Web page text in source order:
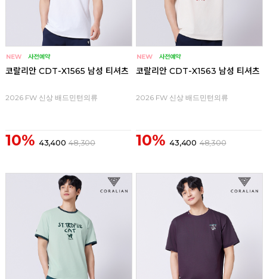
코랄리안 CDT-X1565 남성 티셔츠
2026 FW 신상 배드민턴의류
10% 43,400 48,300
코랄리안 CDT-X1563 남성 티셔츠
2026 FW 신상 배드민턴의류
10% 43,400 48,300